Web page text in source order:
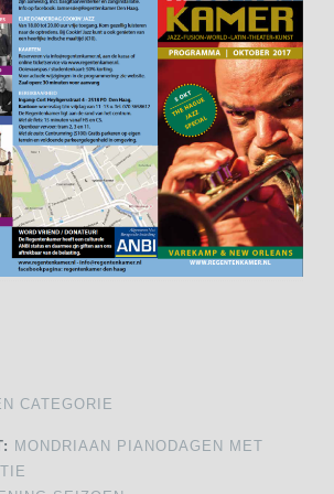
CATEGORIE
MONDRIAAN PIANODAGEN MET